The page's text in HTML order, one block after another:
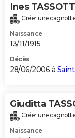
Ines
Créer une
Naissance
13/11/1915
Décès
28/06/2006 à
Giuditta
Créer une
Naissance